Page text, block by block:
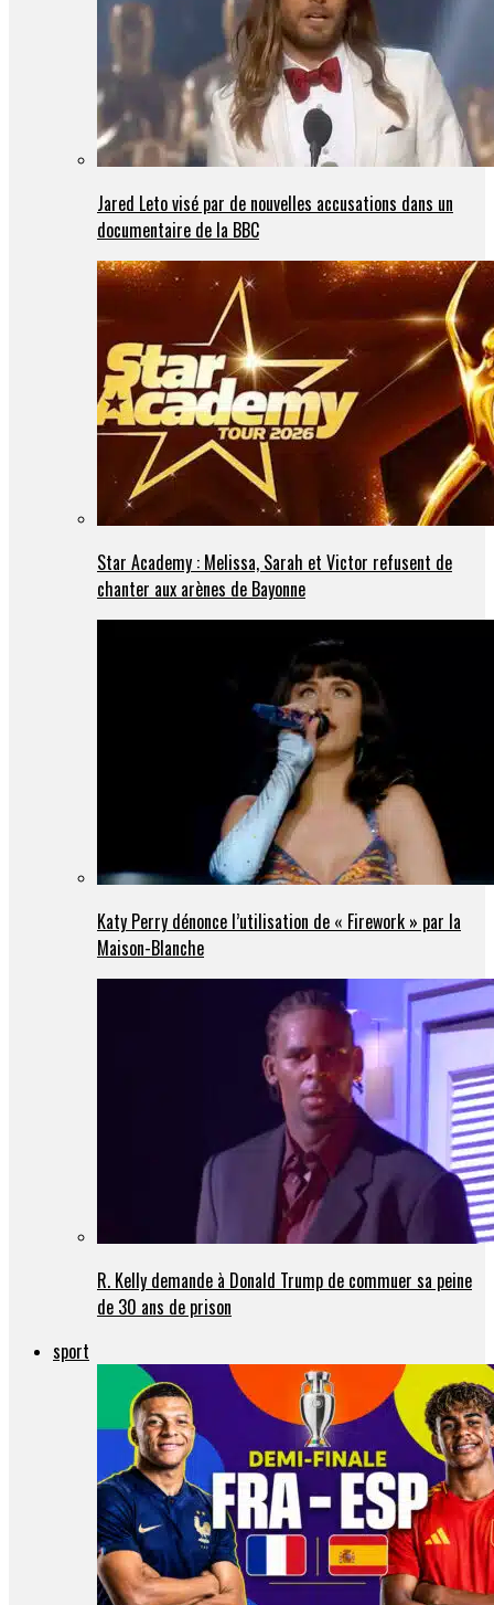
Jared Leto visé par de nouvelles accusations dans un
documentaire de la BBC
Star Academy : Melissa, Sarah et Victor refusent de
chanter aux arènes de Bayonne
Katy Perry dénonce l’utilisation de « Firework » par la
Maison-Blanche
R. Kelly demande à Donald Trump de commuer sa peine
de 30 ans de prison
sport